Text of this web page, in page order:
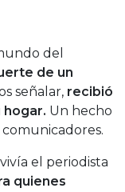
del
de un
señalar, recibió
hogar. Un hecho
el periodista
quienes